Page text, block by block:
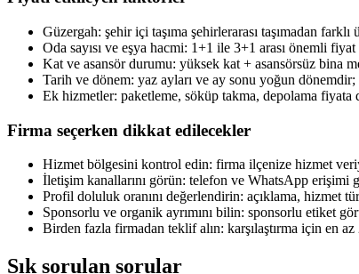
Güzergah: şehir içi taşıma şehirlerarası taşımadan
Oda sayısı ve eşya hacmi: 1+1 ile 3+1 arası önemli fiyat
Kat ve asansör durumu: yüksek kat + asansörsüz bina
Tarih ve dönem: yaz ayları ve ay sonu yoğun
Ek hizmetler: paketleme, söküp takma, depolama fiyata
Firma seçerken dikkat edilecekler
Hizmet bölgesini kontrol edin: firma ilçenize hizmet
İletişim kanallarını görün: telefon ve WhatsApp erişimi
Profil doluluk oranını değerlendirin: açıklama, hizmet
Sponsorlu ve organik ayrımını bilin: sponsorlu etiket
Birden fazla firmadan teklif alın: karşılaştırma için en
Sık sorulan sorular